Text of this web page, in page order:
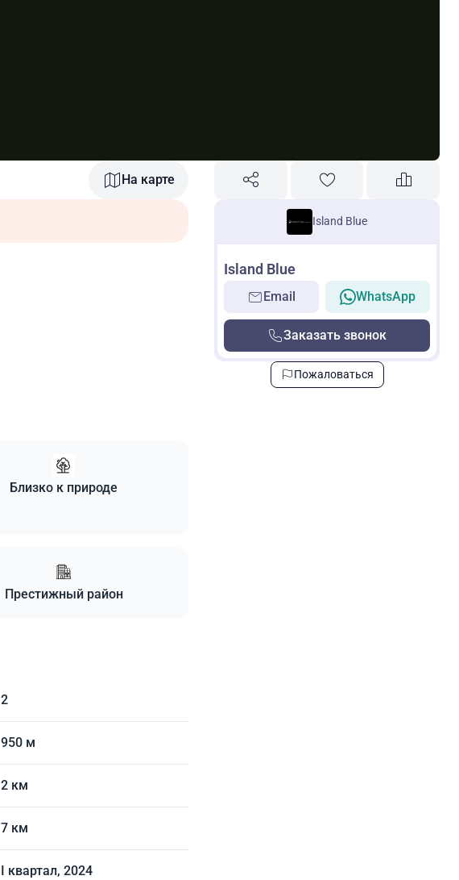
На карте
Близко к природе
Престижный район
2
950 м
2 км
7 км
I квартал, 2024
Island Blue
Island Blue
Email WhatsApp
Заказать звонок
Пожаловаться